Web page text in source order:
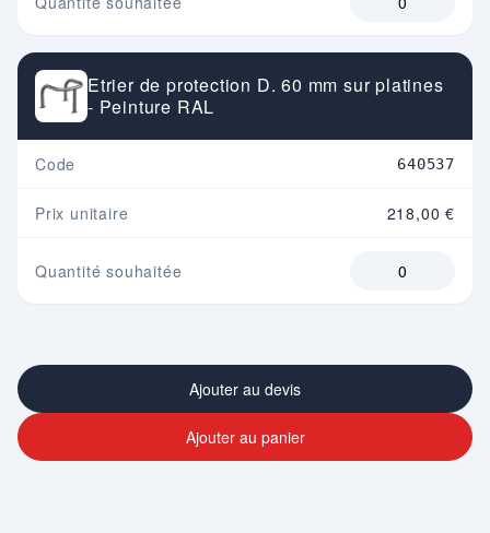
Etrier de protection D. 60 mm sur platines
- Peinture RAL
Code 640537
Prix unitaire 218,00 €
Quantité souhaitée
Ajouter au devis
Ajouter au panier